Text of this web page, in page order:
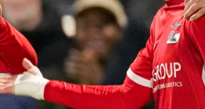
Jong AZ
Seizoenkaart